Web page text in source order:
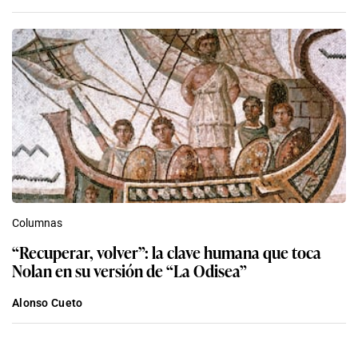
Columnas
“Recuperar, volver”: la clave humana que toca
Nolan en su versión de “La Odisea”
Alonso Cueto